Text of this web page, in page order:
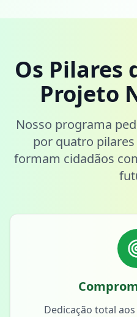
Os
Projeto
Nosso programa
por quatro
formam cidadãos
Dedicação total